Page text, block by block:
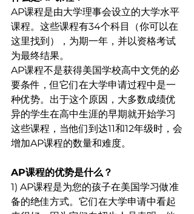
AP课程是由大学理事会设立的大学水平
课程。这些课程有34个科目（你可以在
这里找到），为期一年，并以资格考试
为最终结果。
AP课程不是获得美国学校高中文凭的必
要条件，但它们在大学申请过程中是一
种优势。出于这个原因，大多数成绩优
异的学生在高中生涯的早期就开始学习
这些课程，当他们到达11和12年级时，会
增加AP课程的数量和难度。
AP课程的优势是什么？
1) AP课程是为您的孩子在美国学习做准
备的绝佳方式。它们在大学申请中看起